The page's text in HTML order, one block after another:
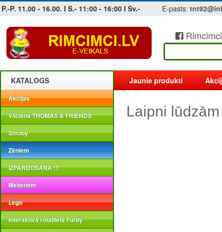
P.-P. 11.00 - 16.00. I S.- 11:00 - 16:00 I Sv.- E-pasts:
Jobs at sea and maritime vacancies
KATALOGS
Akcijas
Vilciens THOMAS & FRIENDS
Smoby
Zēniem
IZPĀRDOŠANA !!!
Meitenēm
Lego
Interaktīvā rotaļlieta Furby
Jaunie produkti
Laipni